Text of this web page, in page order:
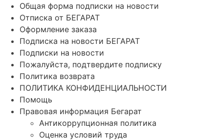
Общая форма подписки на новости
Отписка от БЕГАРАТ
Оформление заказа
Подписка на новости БЕГАРАТ
Подписки на новости
Пожалуйста, подтвердите подписку
Политика возврата
ПОЛИТИКА КОНФИДЕНЦИАЛЬНОСТИ
Помощь
Правовая информация Бегарат
Антикоррупционная политика
Оценка условий труда